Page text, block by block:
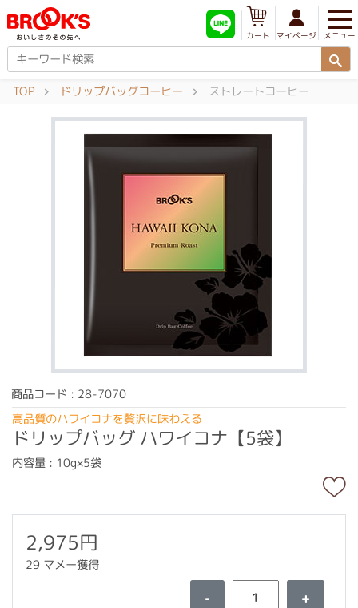
メニュー
マイページ
カート
TOP ドリップバッグコーヒー ストレートコーヒー
商品コード : 28-7070
高品質のハワイコナを贅沢に味わえる
ドリップバッグ ハワイコナ【5袋】
内容量 : 10g×5袋
2,975円
29 マメー獲得
- +